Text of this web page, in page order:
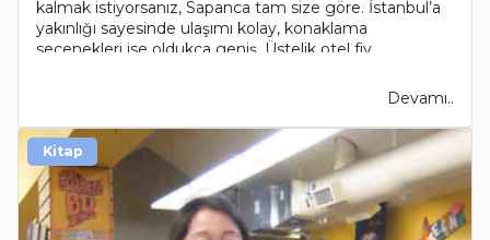
kalmak istiyorsanız, Sapanca tam size göre. İstanbul’a
yakınlığı sayesinde ulaşımı kolay, konaklama
seçenekleri ise oldukça geniş. Üstelik otel fiy..
Devamı..
Kitap